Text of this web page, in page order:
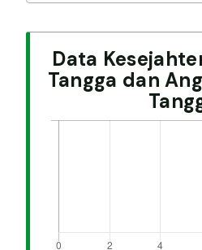
Data
Tangga dan